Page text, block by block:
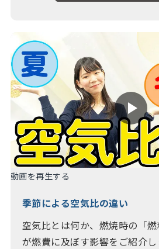
動画を再生する
季節による空気比の違い
空気比とは何か、燃焼時の「燃
が燃費に及ぼす影響をご紹介し